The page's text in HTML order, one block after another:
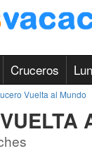
Cruceros
Vuelta al Mundo